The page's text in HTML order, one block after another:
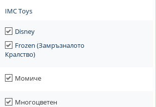
IMC Toys
Disney
Frozen (Замръзналото
Кралство)
Момиче
Многоцветен